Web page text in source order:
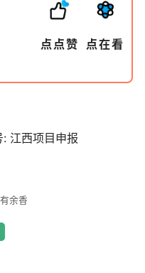
点 点赞 点在看
江西项目申报
余香